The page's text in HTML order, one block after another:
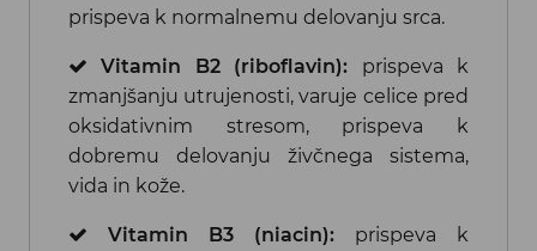
prispeva k normalnemu delovanju srca.
Vitamin B2 (riboflavin): prispeva k
zmanjšanju utrujenosti, varuje celice pred
oksidativnim stresom, prispeva k
dobremu delovanju živčnega sistema,
vida in kože.
Vitamin B3 (niacin):prispeva k